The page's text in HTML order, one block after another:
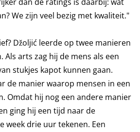
We zijn veel bezig met kwaliteit."
Džoljić leerde op twee manieren
Als arts zag hij de mens als een
stukjes kapot kunnen gaan.
de manier waarop mensen in een
Omdat hij nog een andere manier
ging hij een tijd naar de
week drie uur tekenen. Een